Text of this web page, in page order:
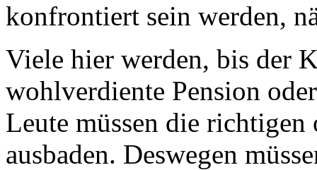
konfrontiert sein werden,
Viele hier werden, bis der
wohlverdiente Pension
Leute müssen die
ausbaden. Deswegen